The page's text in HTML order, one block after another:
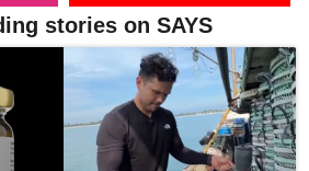
stories on SAYS